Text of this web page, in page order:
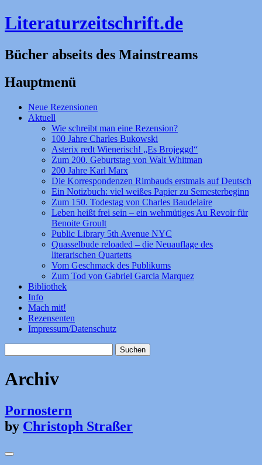
Literaturzeitschrift.de
Bücher abseits des Mainstreams
Hauptmenü
Zum
Inhalt
Neue Rezensionen
Aktuell
Wie schreibt man eine Rezension?
100 Jahre Charles Bukowski
Asterix redt Wienerisch! „Es Brojeggd“
Zum 200. Geburtstag von Walt Whitman
200 Jahre Karl Marx
Die Korrespondenzen Rimbauds erstmals auf Deutsch
Ein Notizbuch: viel weißes Papier zu Semesterbeginn
Zum 150. Todestag von Charles Baudelaire
Leben heißt frei sein – ein wehmütiges Au Revoir für
Benoite Groult
Public Library 5th Avenue NYC
Quasselbude reloaded – die Neuauflage des
literarischen Quartetts
Vom Geschmack des Publikums
Zum Tod von Gabriel Garcia Marquez
Bibliothek
Info
Mach mit!
Rezensenten
Impressum/Datenschutz
nach:
Archiv
Pornostern
by Christoph Straßer